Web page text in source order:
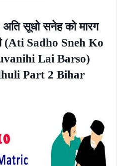
सूधो सनेह को मारग
(Ati Sadho Sneh Ko
Lai Barso)
Part 2 Bihar